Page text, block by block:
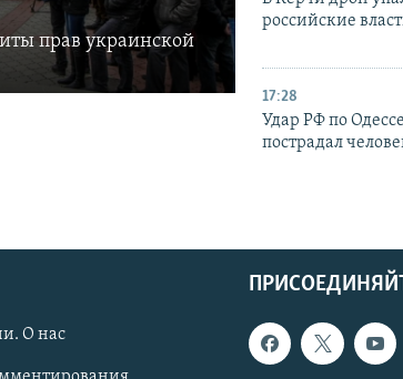
прав украинской
российские
17:28
Удар РФ по
пострадал
О нас